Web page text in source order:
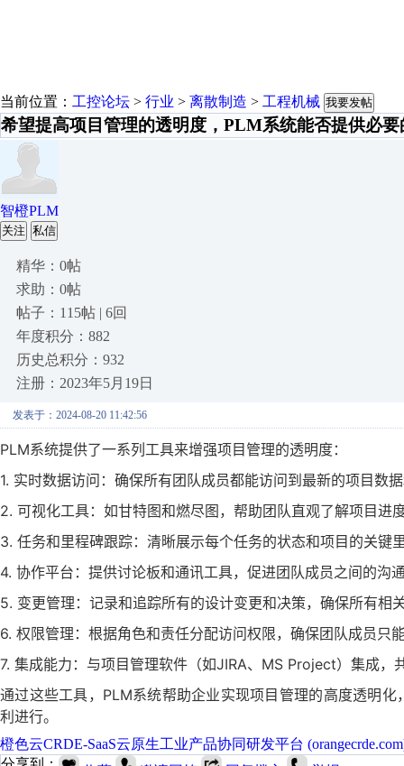
当前位置： 工控论坛 > 行业 > 离散制造 > 工程机械 我要发帖
希望提高项目管理的透明度，PLM系统能否提供必要
智橙PLM
关注 私信
精华：0帖
求助：0帖
帖子：115帖 | 6回
年度积分：882
历史总积分：932
注册：2023年5月19日
发表于：2024-08-20 11:42:56
PLM系统提供了一系列工具来增强项目管理的透明度：
1. 实时数据访问：确保所有团队成员都能访问到最新的项目数
2. 可视化工具：如甘特图和燃尽图，帮助团队直观了解项目进
3. 任务和里程碑跟踪：清晰展示每个任务的状态和项目的关键
4. 协作平台：提供讨论板和通讯工具，促进团队成员之间的沟
5. 变更管理：记录和追踪所有的设计变更和决策，确保所有相
6. 权限管理：根据角色和责任分配访问权限，确保团队成员只
7. 集成能力：与项目管理软件（如JIRA、MS Project）集成，
通过这些工具，PLM系统帮助企业实现项目管理的高度透明
利进行。
橙色云CRDE-SaaS云原生工业产品协同研发平台